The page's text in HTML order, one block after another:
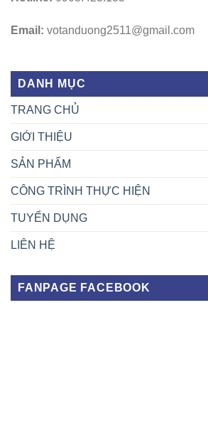
Email: votanduong2511@gmail.com
DANH MỤC
TRANG CHỦ
GIỚI THIỆU
SẢN PHẨM
CÔNG TRÌNH THỰC HIỆN
TUYỂN DỤNG
LIÊN HỆ
FANPAGE FACEBOOK